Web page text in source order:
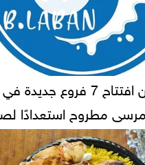
"بلبن" تعلن افتتاح 7 فروع
مطروح استعدادًا